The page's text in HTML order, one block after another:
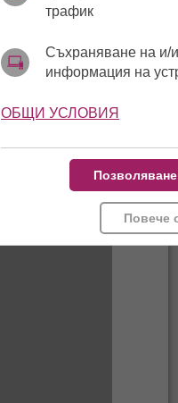
трафик
Съхраняване на и/
информация на
ОБЩИ УСЛОВИЯ
Повече